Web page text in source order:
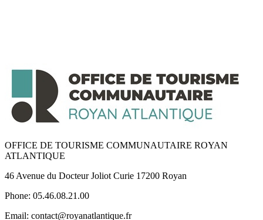
OFFICE DE TOURISME COMMUNAUTAIRE ROYAN
ATLANTIQUE
46 Avenue du Docteur Joliot Curie 17200 Royan
Phone: 05.46.08.21.00
Email: contact@royanatlantique.fr